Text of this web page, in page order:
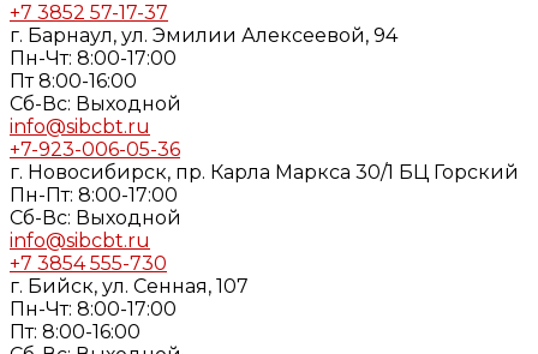
+7 3852 57-17-37
г. Барнаул, ул. Эмилии Алексеевой, 94
Пн-Чт: 8:00-17:00
Пт 8:00-16:00
Cб-Вс: Выходной
info@sibcbt.ru
+7-923-006-05-36
г. Новосибирск, пр. Карла Маркса 30/1 БЦ Горский
Пн-Пт: 8:00-17:00
Cб-Вс: Выходной
info@sibcbt.ru
+7 3854 555-730
г. Бийск, ул. Сенная, 107
Пн-Чт: 8:00-17:00
Пт: 8:00-16:00